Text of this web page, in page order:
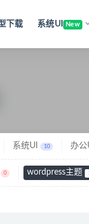
下载 系统UI New
系统UI 10 办公
0 wordpress主题